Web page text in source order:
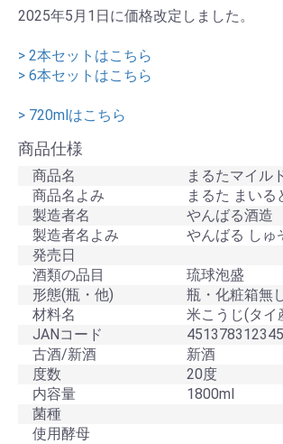
2025年5月1日に価格改定しました。
> 2本セットはこちら
> 6本セットはこちら
> 720mlはこちら
商品仕様
商品名
まるたマイル
商品名よみ
まるた まいる
製造者名
やんばる酒造
製造者名よみ
やんばる しゅ
発売日
酒類の品目
琉球泡盛
形態(瓶・他)
瓶・化粧箱無
材料名
米こうじ(タイ
JANコード
古酒/新酒
新酒
度数
20度
内容量
1800ml
菌種
使用酵母